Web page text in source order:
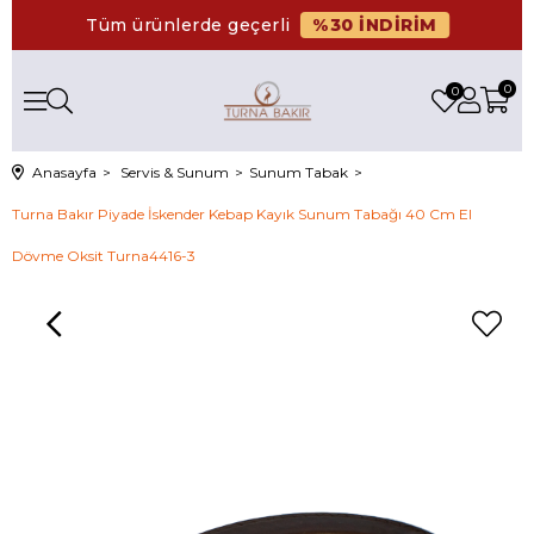
Tüm ürünlerde geçerli %30 İNDİRİM
0
0
Anasayfa Servis & Sunum Sunum Tabak
Turna Bakır Piyade İskender Kebap Kayık Sunum Tabağı 40 Cm El
Dövme Oksit Turna4416-3